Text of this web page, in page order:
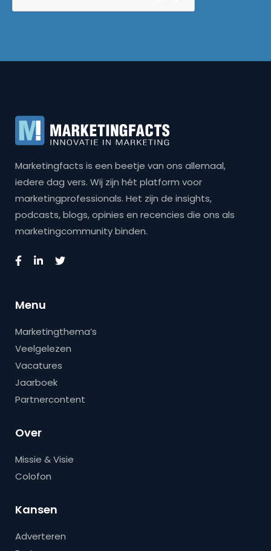
Marketingfacts is een beetje van ons allemaal,
iedere dag vers. Wij zijn hét platform voor
marketingprofessionals. Het zijn de insights,
podcasts, blogs, opinies en recencies die ons als
marketingcommunity binden.
Menu
Marketingthema’s
Veelgelezen
Vacatures
Jaarboek
Partnercontent
Over
Missie & Visie
Colofon
Kansen
Adverteren